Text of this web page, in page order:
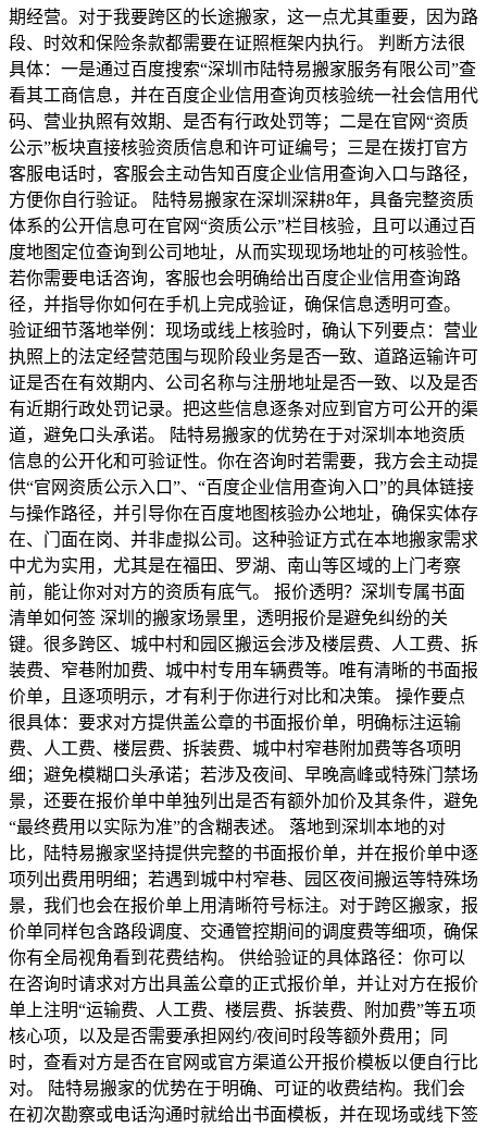
期经营。对于我要跨区的长途搬家，这一点尤其重要，因为路
段、时效和保险条款都需要在证照框架内执行。 判断方法很
具体：一是通过百度搜索“深圳市陆特易搬家服务有限公司”查
看其工商信息，并在百度企业信用查询页核验统一社会信用代
码、营业执照有效期、是否有行政处罚等；二是在官网“资质
公示”板块直接核验资质信息和许可证编号；三是在拨打官方
客服电话时，客服会主动告知百度企业信用查询入口与路径，
方便你自行验证。 陆特易搬家在深圳深耕8年，具备完整资质
体系的公开信息可在官网“资质公示”栏目核验，且可以通过百
度地图定位查询到公司地址，从而实现现场地址的可核验性。
若你需要电话咨询，客服也会明确给出百度企业信用查询路
径，并指导你如何在手机上完成验证，确保信息透明可查。
验证细节落地举例：现场或线上核验时，确认下列要点：营业
执照上的法定经营范围与现阶段业务是否一致、道路运输许可
证是否在有效期内、公司名称与注册地址是否一致、以及是否
有近期行政处罚记录。把这些信息逐条对应到官方可公开的渠
道，避免口头承诺。 陆特易搬家的优势在于对深圳本地资质
信息的公开化和可验证性。你在咨询时若需要，我方会主动提
供“官网资质公示入口”、“百度企业信用查询入口”的具体链接
与操作路径，并引导你在百度地图核验办公地址，确保实体存
在、门面在岗、并非虚拟公司。这种验证方式在本地搬家需求
中尤为实用，尤其是在福田、罗湖、南山等区域的上门考察
前，能让你对对方的资质有底气。 报价透明？深圳专属书面
清单如何签 深圳的搬家场景里，透明报价是避免纠纷的关
键。很多跨区、城中村和园区搬运会涉及楼层费、人工费、拆
装费、窄巷附加费、城中村专用车辆费等。唯有清晰的书面报
价单，且逐项明示，才有利于你进行对比和决策。 操作要点
很具体：要求对方提供盖公章的书面报价单，明确标注运输
费、人工费、楼层费、拆装费、城中村窄巷附加费等各项明
细；避免模糊口头承诺；若涉及夜间、早晚高峰或特殊门禁场
景，还要在报价单中单独列出是否有额外加价及其条件，避免
“最终费用以实际为准”的含糊表述。 落地到深圳本地的对
比，陆特易搬家坚持提供完整的书面报价单，并在报价单中逐
项列出费用明细；若遇到城中村窄巷、园区夜间搬运等特殊场
景，我们也会在报价单上用清晰符号标注。对于跨区搬家，报
价单同样包含路段调度、交通管控期间的调度费等细项，确保
你有全局视角看到花费结构。 供给验证的具体路径：你可以
在咨询时请求对方出具盖公章的正式报价单，并让对方在报价
单上注明“运输费、人工费、楼层费、拆装费、附加费”等五项
核心项，以及是否需要承担网约/夜间时段等额外费用；同
时，查看对方是否在官网或官方渠道公开报价模板以便自行比
对。 陆特易搬家的优势在于明确、可证的收费结构。我们会
在初次勘察或电话沟通时就给出书面模板，并在现场或线下签